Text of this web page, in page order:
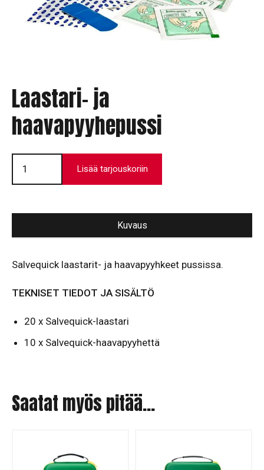
Laastari- ja
haavapyyhepussi
Laastari-
haavapyyhepussi
määrä
Lisää tarjouskoriin
Kuvaus
Salvequick laastarit- ja haavapyyhkeet pussissa.
TEKNISET TIEDOT JA SISÄLTÖ
20 x Salvequick-laastari
10 x Salvequick-haavapyyhettä
Saatat myös pitää...